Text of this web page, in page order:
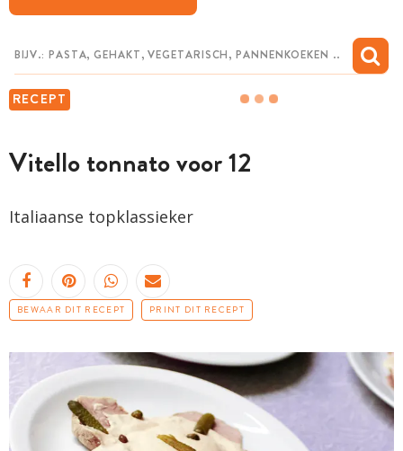
RECEPT
Vitello tonnato voor 12
Italiaanse topklassieker
BEWAAR DIT RECEPT PRINT DIT RECEPT
MIJN BEWAARDE RECEPTEN